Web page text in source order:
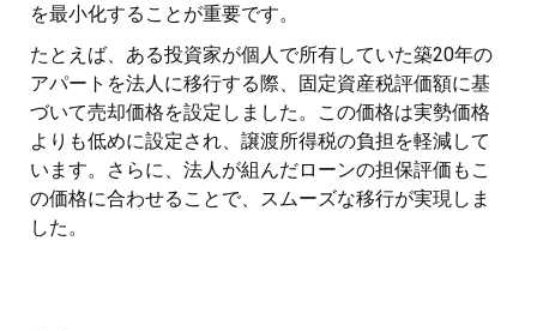
を最小化することが重要です。
たとえば、ある投資家が個人で所有していた築20年の
アパートを法人に移行する際、固定資産税評価額に基
づいて売却価格を設定しました。この価格は実勢価格
よりも低めに設定され、譲渡所得税の負担を軽減して
います。さらに、法人が組んだローンの担保評価もこ
の価格に合わせることで、スムーズな移行が実現しま
した。